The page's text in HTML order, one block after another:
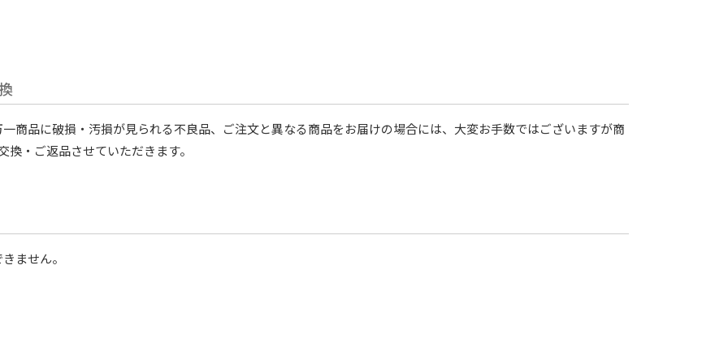
商品に破損・汚損が見られる不良品、ご注文と異なる商品をお届けの場合には、大変お手数ではございますが商
・ご返品させていただきます。
ません。